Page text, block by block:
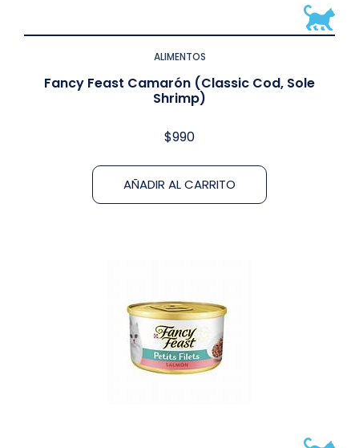
ALIMENTOS
Fancy Feast Camarón (Classic Cod, Sole
Shrimp)
$990
AÑADIR AL CARRITO